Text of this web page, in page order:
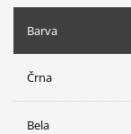
Barva
Črna
Bela